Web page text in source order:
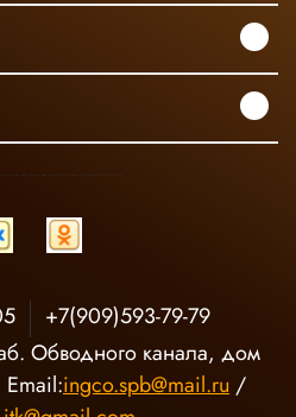
+7(909)593-79-79
Обводного канала, дом
ingco.spb@mail.ru /